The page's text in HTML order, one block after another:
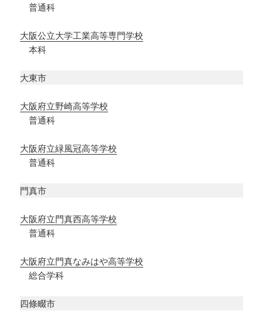
普通科
大阪公立大学工業高等専門学校
本科
大東市
大阪府立野崎高等学校
普通科
大阪府立緑風冠高等学校
普通科
門真市
大阪府立門真西高等学校
普通科
大阪府立門真なみはや高等学校
総合学科
四條畷市